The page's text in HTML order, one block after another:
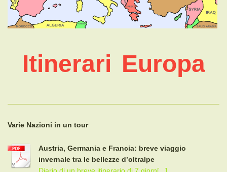
Itinerari Europa
Varie Nazioni in un tour
Austria, Germania e Francia: breve viaggio
invernale tra le bellezze d’oltralpe
Diario di un breve itinerario di 7 giorn[...]